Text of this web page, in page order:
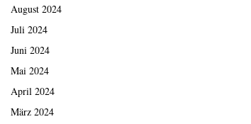
August 2024
Juli 2024
Juni 2024
Mai 2024
April 2024
März 2024